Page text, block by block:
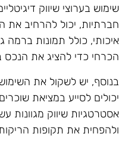
בערוצי שיווק
יכול להרחיב את
כולל תמונות ברמה
כדי להציג את הנכס
יש לשקול את השימוש
לסייע במציאת
שיווק מגוונות
את תקופות